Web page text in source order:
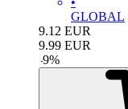
GLOBAL
9.12 EUR
9.99 EUR
-9%